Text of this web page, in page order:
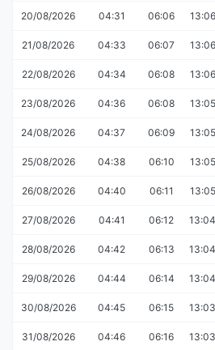
20/08/2026 04:31 06:06 13:06
21/08/2026 04:33 06:07 13:06
22/08/2026 04:34 06:08 13:06
23/08/2026 04:36 06:08 13:05
24/08/2026 04:37 06:09 13:05
25/08/2026 04:38 06:10 13:05
26/08/2026 04:40 06:11 13:05
27/08/2026 04:41 06:12 13:04
28/08/2026 04:42 06:13 13:04
29/08/2026 04:44 06:14 13:04
30/08/2026 04:45 06:15 13:03
31/08/2026 04:46 06:16 13:03